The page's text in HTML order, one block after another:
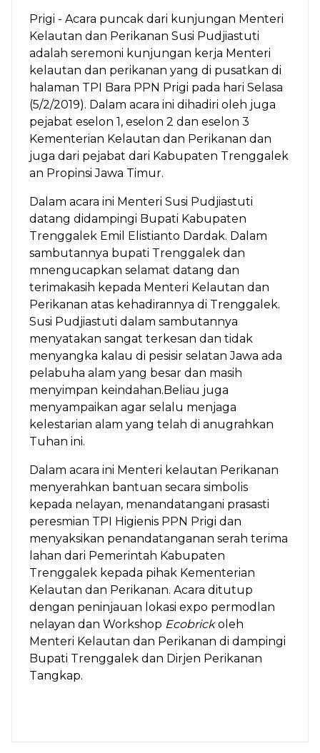
Prigi - Acara puncak dari kunjungan Menteri
Kelautan dan Perikanan Susi Pudjiastuti
adalah seremoni kunjungan kerja Menteri
kelautan dan perikanan yang di pusatkan di
halaman TPI Bara PPN Prigi pada hari Selasa
(5/2/2019). Dalam acara ini dihadiri oleh juga
pejabat eselon 1, eselon 2 dan eselon 3
Kementerian Kelautan dan Perikanan dan
juga dari pejabat dari Kabupaten Trenggalek
an Propinsi Jawa Timur.
Dalam acara ini Menteri Susi Pudjiastuti
datang didampingi Bupati Kabupaten
Trenggalek Emil Elistianto Dardak. Dalam
sambutannya bupati Trenggalek dan
mnengucapkan selamat datang dan
terimakasih kepada Menteri Kelautan dan
Perikanan atas kehadirannya di Trenggalek.
Susi Pudjiastuti dalam sambutannya
menyatakan sangat terkesan dan tidak
menyangka kalau di pesisir selatan Jawa ada
pelabuha alam yang besar dan masih
menyimpan keindahan.Beliau juga
menyampaikan agar selalu menjaga
kelestarian alam yang telah di anugrahkan
Tuhan ini.
Dalam acara ini Menteri kelautan Perikanan
menyerahkan bantuan secara simbolis
kepada nelayan, menandatangani prasasti
peresmian TPI Higienis PPN Prigi dan
menyaksikan penandatanganan serah terima
lahan dari Pemerintah Kabupaten
Trenggalek kepada pihak Kementerian
Kelautan dan Perikanan. Acara ditutup
dengan peninjauan lokasi expo permodlan
nelayan dan Workshop Ecobrickoleh
Menteri Kelautan dan Perikanan di dampingi
Bupati Trenggalek dan Dirjen Perikanan
Tangkap.